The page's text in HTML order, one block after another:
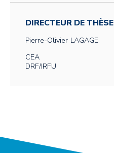
DIRECTEUR DE THÈSE
Pierre-Olivier LAGAGE
CEA
DRF/IRFU